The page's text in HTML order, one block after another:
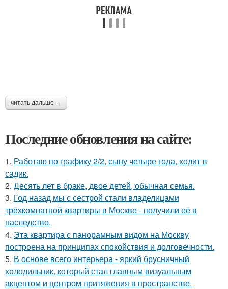
читать дальше →
Последние обновления на сайте:
1. Работаю по графику 2/2, сыну четыре года, ходит в
садик.
2. Десять лет в браке, двое детей, обычная семья.
3. Год назад мы с сестрой стали владелицами
трёхкомнатной квартиры в Москве - получили её в
наследство.
4. Эта квартира с панорамным видом на Москву
построена на принципах спокойствия и долговечности.
5. В основе всего интерьера - яркий брусничный
холодильник, который стал главным визуальным
акцентом и центром притяжения в пространстве.